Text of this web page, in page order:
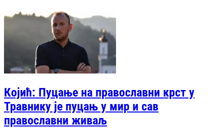
Којић: Пуцање на православни крст у
Травнику је пуцањ у мир и сав
православни живаљ